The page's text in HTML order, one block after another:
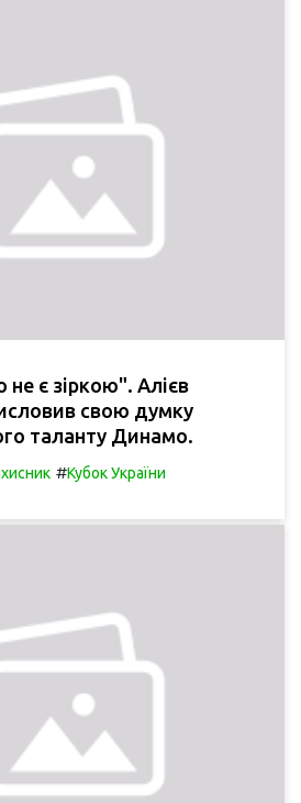
не є зіркою". Алієв
свою думку
таланту Динамо.
#Кубок України